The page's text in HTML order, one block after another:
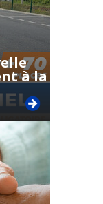
à la